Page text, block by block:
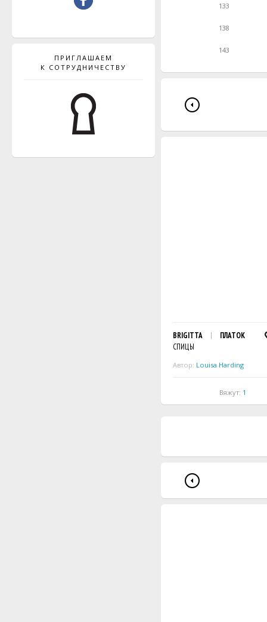
ПРИГЛАШАЕМ
К СОТРУДНИЧЕСТВУ
133
138
143
BRIGITTA
ПЛАТОК
СПИЦЫ
Автор: Louisa Harding
Вяжут: 1